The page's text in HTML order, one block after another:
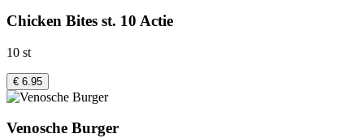
Chicken Bites st. 10 Actie
10 st
€ 6.95
Venosche Burger